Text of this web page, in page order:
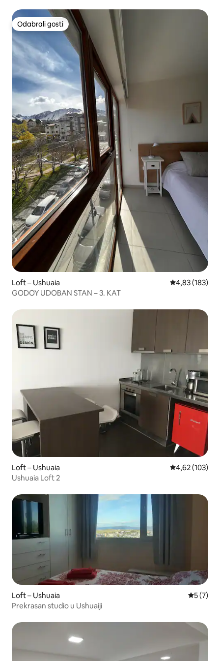
Odabrali gosti
Odabrali gosti
Loft – Ushuaia Prosječna
4,83 (183)
GODOY UDOBAN STAN – 3. KAT
Loft – Ushuaia Prosječna
4,62 (103)
Ushuaia Loft 2
Loft – Ushuaia
5 (7)
Prekrasan studio u Ushuaiji